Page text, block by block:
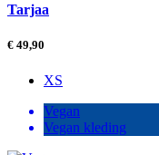
Tarjaa
€ 49,90
XS
Vegan
Vegan kleding